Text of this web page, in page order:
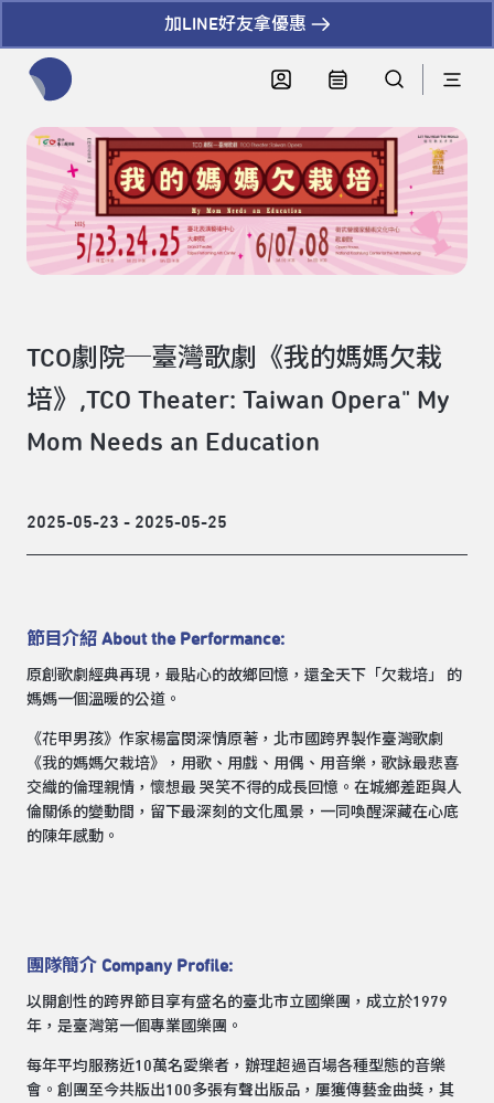
加LINE好友拿優惠
TCO劇院─臺灣歌劇《我的媽媽欠栽
培》,TCO Theater: Taiwan Opera" My
Mom Needs an Education
2025-05-23 - 2025-05-25
節目介紹 About the Performance:
原創歌劇經典再現，最貼心的故鄉回憶，還全天下「欠栽培」 的
媽媽一個溫暖的公道。
《花甲男孩》作家楊富閔深情原著，北市國跨界製作臺灣歌劇
《我的媽媽欠栽培》，用歌、用戲、用偶、用音樂，歌詠最悲喜
交織的倫理親情，懷想最 哭笑不得的成長回憶。在城鄉差距與人
倫關係的變動間，留下最深刻的文化風景，一同喚醒深藏在心底
的陳年感動。
團隊簡介 Company Profile:
以開創性的跨界節目享有盛名的臺北市立國樂團，成立於1979
年，是臺灣第一個專業國樂團。
每年平均服務近10萬名愛樂者，辦理超過百場各種型態的音樂
會。創團至今共版出100多張有聲出版品，屢獲傳藝金曲獎，其